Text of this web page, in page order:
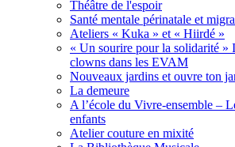
Théâtre de l'espoir
Santé mentale périnatale et
Ateliers « Kuka » et « Hiirdé »
« Un sourire pour la solidarité »
clowns dans les EVAM
Nouveaux jardins et ouvre ton
La demeure
A l’école du Vivre-ensemble –
enfants
Atelier couture en mixité